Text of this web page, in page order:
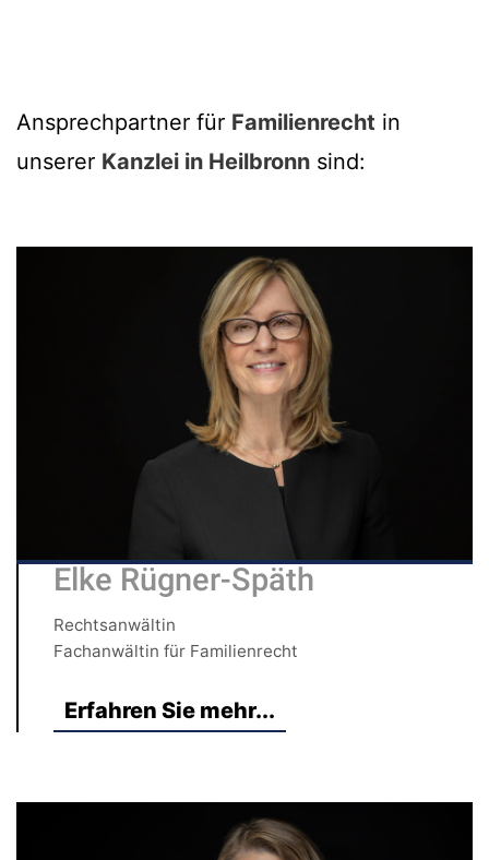
Ansprechpartner für Familienrecht in
unserer Kanzlei in Heilbronn sind:
Elke Rügner-Späth
Rechtsanwältin
Fachanwältin für Familienrecht
Erfahren Sie mehr...